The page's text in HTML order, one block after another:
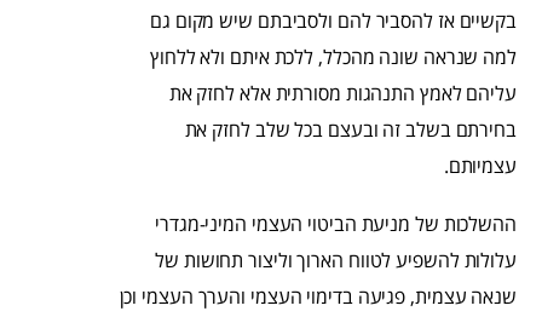
בקשיים אז להסביר להם ולסביבתם שיש מקום גם
למה שנראה שונה מהכלל, ללכת איתם ולא ללחוץ
עליהם לאמץ התנהגות מסורתית אלא לחזק את
בחירתם בשלב זה ובעצם בכל שלב לחזק את
עצמיותם.
ההשלכות של מניעת הביטוי העצמי המיני-מגדרי
עלולות להשפיע לטווח הארוך וליצור תחושות של
שנאה עצמית, פגיעה בדימוי העצמי והערך העצמי וכן